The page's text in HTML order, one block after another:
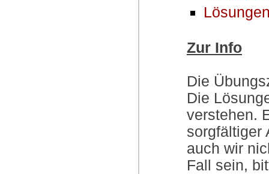
Zur Info
Die
Die
verstehen.
sorgfältiger
auch wir
Fall sein,